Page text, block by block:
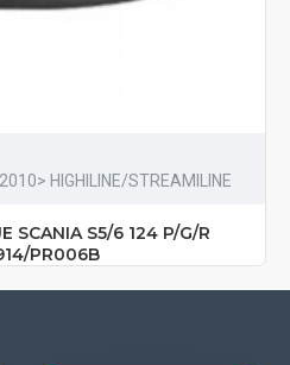
HIGHILINE/STREAMILINE
SCANIA S5/6 124 P/G/R
PR006B